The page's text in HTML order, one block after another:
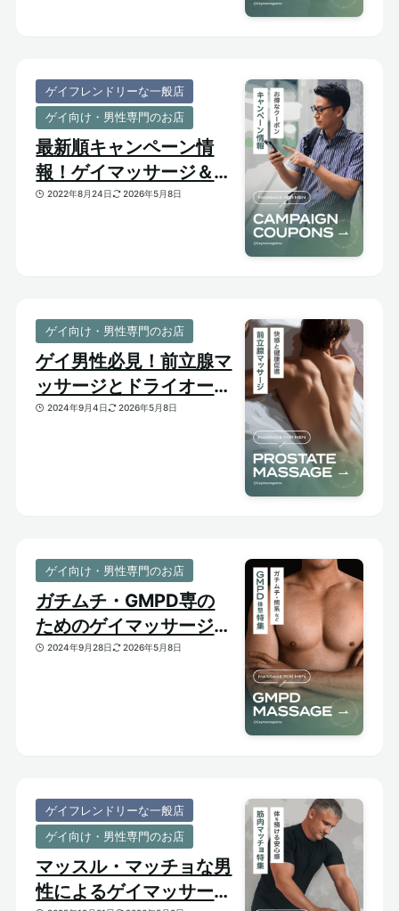
ゲイフレンドリーな一般店
ゲイ向け・男性専門のお店
最新順キャンペーン情
報！ゲイマッサージ＆メ
ンズ向けサロンのお得割
2022年8月24日 2026年5月8日
ゲイ向け・男性専門のお店
ゲイ男性必見！前立腺マ
ッサージとドライオーガ
ズム【はじめての前立腺
2024年9月4日 2026年5月8日
ゲイ向け・男性専門のお店
ガチムチ・GMPD専の
ためのゲイマッサージ
【太め・熊系のおすすめ
2024年9月28日 2026年5月8日
ゲイフレンドリーな一般店
ゲイ向け・男性専門のお店
マッスル・マッチョな男
性によるゲイマッサージ